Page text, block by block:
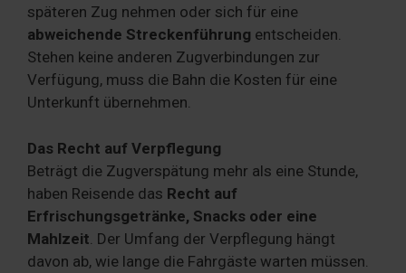
späteren Zug nehmen oder sich für eine
abweichende Streckenführung entscheiden.
Stehen keine anderen Zugverbindungen zur
Verfügung, muss die Bahn die Kosten für eine
Unterkunft übernehmen.
Das Recht auf Verpflegung
Beträgt die Zugverspätung mehr als eine Stunde,
haben Reisende das Recht auf
Erfrischungsgetränke, Snacks oder eine
Mahlzeit . Der Umfang der Verpflegung hängt
davon ab, wie lange die Fahrgäste warten müssen.